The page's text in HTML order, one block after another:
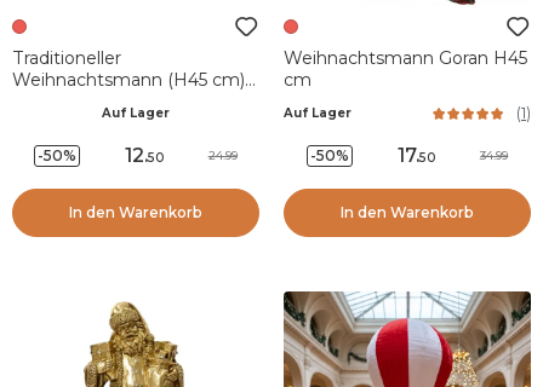
Traditioneller
Weihnachtsmann (H45 cm)
Auf Lager
-50% 12.50 24.99
In den Warenkorb
Weihnachtsmann Goran H45
cm
Auf Lager (1)
-50% 17.50 34.99
In den Warenkorb